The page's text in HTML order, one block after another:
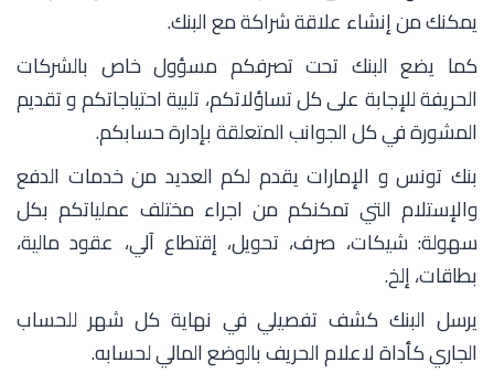
يمكنك من إنشاء علاقة شراكة مع البنك.
كما يضع البنك تحت تصرفكم مسؤول خاص بالشركات
الحريفة للإجابة على كل تساؤلاتكم، تلبية احتياجاتكم و تقديم
المشورة في كل الجوانب المتعلقة بإدارة حسابكم.
بنك تونس و الإمارات يقدم لكم العديد من خدمات الدفع
والإستلام التي تمكنكم من اجراء مختلف عملياتكم بكل
سهولة: شيكات، صرف، تحويل، إقتطاع آلي، عقود مالية،
بطاقات، إلخ.
يرسل البنك كشف تفصيلي في نهاية كل شهر للحساب
الجاري كأداة لاعلام الحريف بالوضع المالي لحسابه.